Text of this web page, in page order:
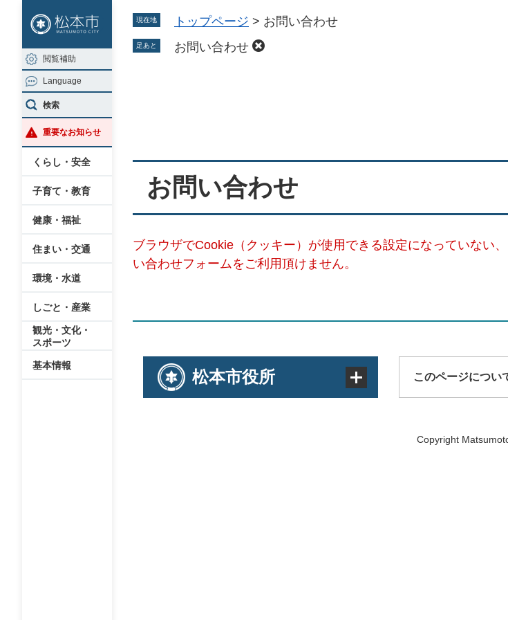
ジ
の
先
頭
で
す
ュ
ー
を
飛
ば
し
閲覧補助
Language
検索
重要なお知らせ
くらし・安全
子育て・教育
健康・福祉
住まい・交通
環境・水道
しごと・産業
観光・文化・
スポーツ
基本情報
現在地 トップページ > お問い合わせ
足あと お問い合わせ
お問い合わせ
ブラウザでCookie（クッキー）が使用できる設定になっていない
い合わせフォームをご利用頂けません。
松本市役所 このページについ
著作権・免責事項
Copyright